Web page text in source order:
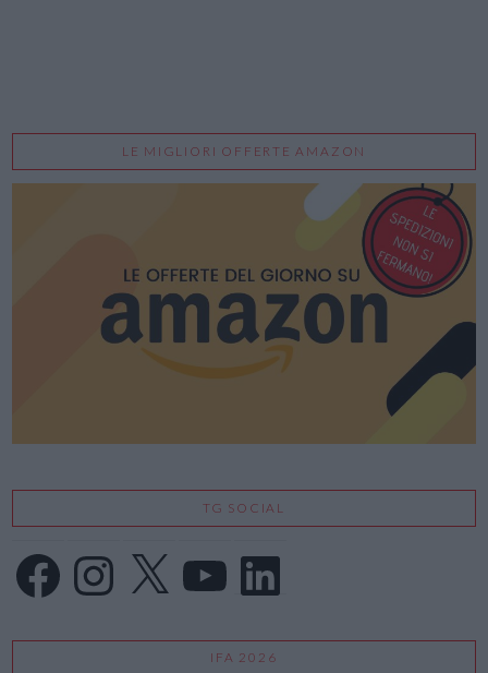
LE MIGLIORI OFFERTE AMAZON
TG SOCIAL
FacebookInstagram
X LinkedIn
IFA 2026